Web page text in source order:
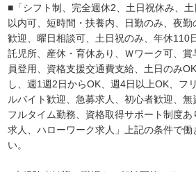
■「シフト制、完全週休2、土日祝休み、
以内可、短時間・扶養内、日勤のみ、夜
歓迎、曜日相談可、土日祝のみ、年休110
託児所、産休・育休あり、Ｗワーク可、
員登用、資格支援交通費支給、土日のみ
し、週1週2日からOK、週4日以上OK、フ
ルバイト歓迎、急募求人、初心者歓迎、無
フルタイム勤務、資格取得サポート制度
求人、ハローワーク求人」上記の条件で働
い。